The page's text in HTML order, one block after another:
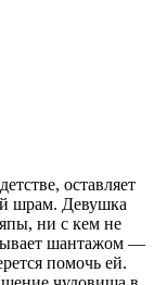
оставляет
шрам. Девушка
ни с кем не
шантажом —
помочь ей.